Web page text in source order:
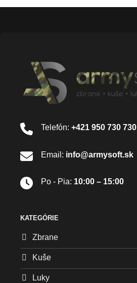
Telefón: +421 950 730 730
Email: info@armysoft.sk
Po - Pia: 10:00 – 15:00
KATEGÓRIE
Zbrane
Kuše
Luky